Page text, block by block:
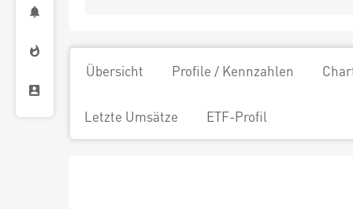
Übersicht Profile / Kennzahlen
Letzte Umsätze ETF-Profil